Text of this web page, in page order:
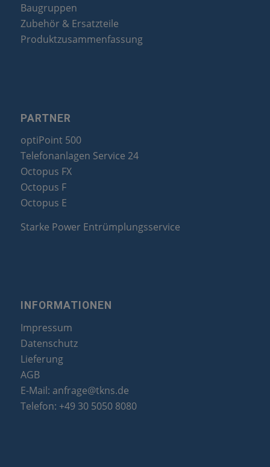
Baugruppen
Zubehör & Ersatzteile
Produktzusammenfassung
PARTNER
optiPoint 500
Telefonanlagen Service 24
Octopus FX
Octopus F
Octopus E
Starke Power Entrümplungsservice
INFORMATIONEN
Impressum
Datenschutz
Lieferung
AGB
E-Mail: anfrage@tkns.de
Telefon: +49 30 5050 8080